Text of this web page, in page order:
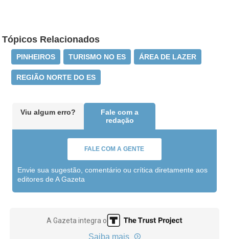
Tópicos Relacionados
PINHEIROS TURISMO NO ES ÁREA DE LAZER
REGIÃO NORTE DO ES
Viu algum erro?
Fale com a
redação
FALE COM A GENTE
Envie sua sugestão, comentário ou crítica diretamente aos
editores de A Gazeta
A Gazeta integra o
Saiba mais